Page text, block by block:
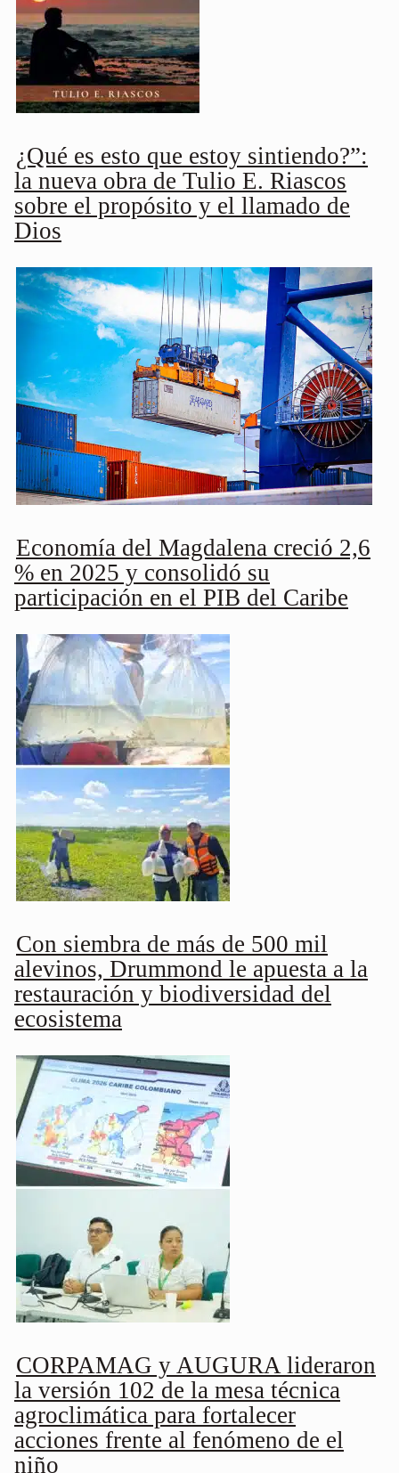
¿Qué es esto que estoy sintiendo?”:
la nueva obra de Tulio E. Riascos
sobre el propósito y el llamado de
Dios
Economía del Magdalena creció 2,6
% en 2025 y consolidó su
participación en el PIB del Caribe
Con siembra de más de 500 mil
alevinos, Drummond le apuesta a la
restauración y biodiversidad del
ecosistema
CORPAMAG y AUGURA lideraron
la versión 102 de la mesa técnica
agroclimática para fortalecer
acciones frente al fenómeno de el
niño